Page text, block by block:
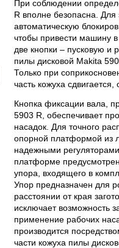
При соблюдении
R вполне безопасна. Для
автоматическую
чтобы привести машину
две кнопки – пусковую и
пилы дисковой Makita
Только при
часть кожуха
Кнопка фиксации вала,
5903 R, обеспечивает
насадок. Для точного
опорной платформой из
надежными
платформе
упора, входящего в
Упор предназначен для
расстоянии от края
исключает возможность
применение рабочих
производится
части кожуха пилы